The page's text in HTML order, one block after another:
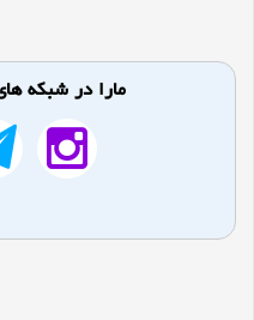
مارا در شبکه